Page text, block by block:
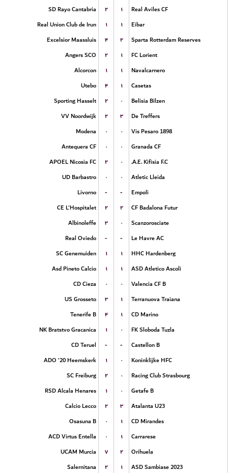
SD Rayo Cantabria
۲ ۱
Real Aviles CF
Real Union Club de Irun
۱ ۱
Eibar
Excelsior Maassluis
۴ ۲
Sparta Rotterdam Reserves
Angers SCO
۲ ۱
FC Lorient
Alcorcon
۱ ۱
Navalcarnero
Utebo
۴ ۱
Casetas
Sporting Hasselt
۲ ۰
Belisia Bilzen
VV Noordwijk
۲ ۳
De Treffers
Modena
۰ ۰
Vis Pesaro 1898
Antequera CF
۰ ۰
Granada CF
APOEL Nicosia FC
۲ ۰
A.E. Kifisia F.C.
UD Barbastro
۰ ۰
Atletic Lleida
Livorno
- -
Empoli
CE L'Hospitalet
۲ ۲
CF Badalona Futur
Albinoleffe
۳ ۰
Scanzorosciate
Real Oviedo
- -
Le Havre AC
SC Genemuiden
۱ ۱
HHC Hardenberg
Asd Pineto Calcio
۱ ۱
ASD Atletico Ascoli
CD Cieza
۰ ۰
Valencia CF B
US Grosseto
۳ ۱
Terranuova Traiana
Tenerife B
۴ ۱
CD Marino
NK Bratstvo Gracanica
۱ ۰
FK Sloboda Tuzla
CD Teruel
- -
Castellon B
ADO '20 Heemskerk
۱ ۰
Koninklijke HFC
SC Freiburg
۲ ۰
Racing Club Strasbourg
RSD Alcala Henares
۱ ۰
Getafe B
Calcio Lecco
۲ ۳
Atalanta U23
Osasuna B
۰ ۱
CD Mirandes
ACD Virtus Entella
۰ ۱
Carrarese
UCAM Murcia
۷ ۲
Orihuela
Salernitana
۲ ۱
ASD Sambiase 2023